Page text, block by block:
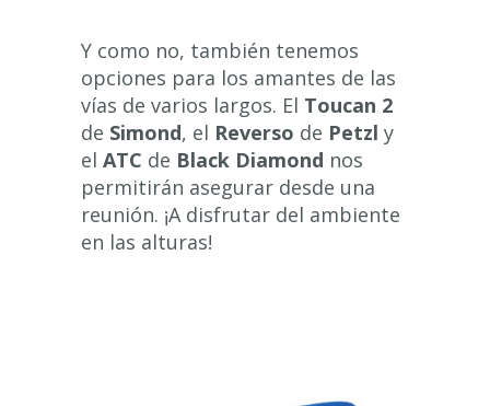
Y como no, también tenemos
opciones para los amantes de las
vías de varios largos. El Toucan 2
de Simond, el Reverso de Petzl y
el ATC de Black Diamond nos
permitirán asegurar desde una
reunión. ¡A disfrutar del ambiente
en las alturas!